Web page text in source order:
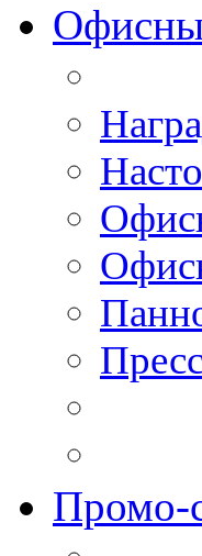
Промо-